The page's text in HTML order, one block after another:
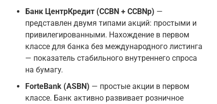
Банк ЦентрКредит (CCBN + CCBNp) —
представлен двумя типами акций: простыми и
привилегированными. Нахождение в первом
классе для банка без международного листинга
— показатель стабильного внутреннего спроса
на бумагу.
ForteBank (ASBN) — простые акции в первом
классе. Банк активно развивает розничное